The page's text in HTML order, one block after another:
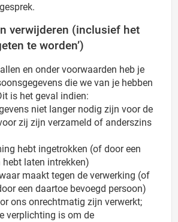
verwijderen (inclusief het
te worden’)
en onder voorwaarden heb je
die we van je hebben
is het geval indien:
niet langer nodig zijn voor de
zij zijn verzameld of anderszins
hebt ingetrokken (of door een
hebt laten intrekken)
maakt tegen de verwerking (of
een daartoe bevoegd persoon)
ons onrechtmatig zijn verwerkt;
verplichting is om de